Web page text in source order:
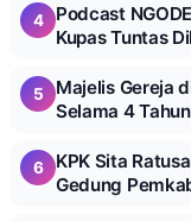
4
Podcast
Kupas Tuntas
5
Majelis Gereja
Selama 4 Tahun
6
KPK Sita
Gedung